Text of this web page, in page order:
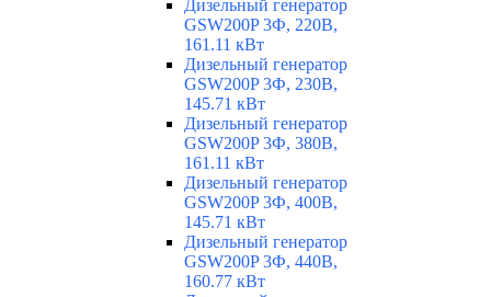
Дизельный генератор
GSW200P 3Ф, 220В,
161.11 кВт
Дизельный генератор
GSW200P 3Ф, 230В,
145.71 кВт
Дизельный генератор
GSW200P 3Ф, 380В,
161.11 кВт
Дизельный генератор
GSW200P 3Ф, 400В,
145.71 кВт
Дизельный генератор
GSW200P 3Ф, 440В,
160.77 кВт